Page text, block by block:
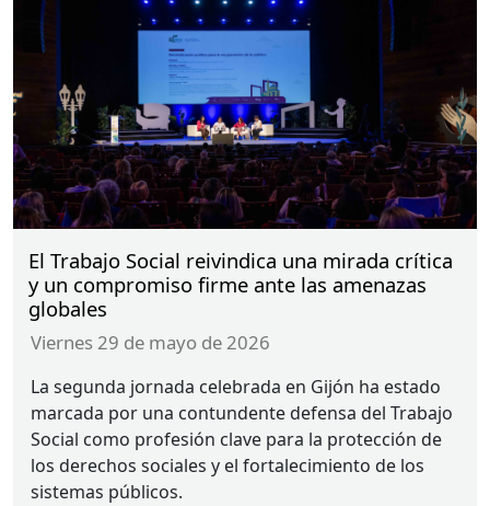
El Trabajo Social reivindica una mirada crítica
y un compromiso firme ante las amenazas
globales
viernes 29 de mayo de 2026
La segunda jornada celebrada en Gijón ha estado
marcada por una contundente defensa del Trabajo
Social como profesión clave para la protección de
los derechos sociales y el fortalecimiento de los
sistemas públicos.